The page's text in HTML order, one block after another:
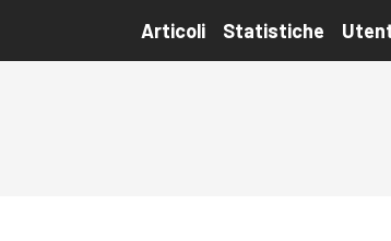
Articoli Statistiche